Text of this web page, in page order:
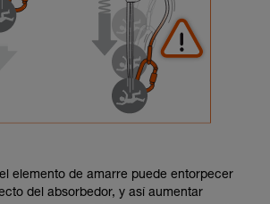
elemento de amarre puede entorpecer
del absorbedor, y así aumentar